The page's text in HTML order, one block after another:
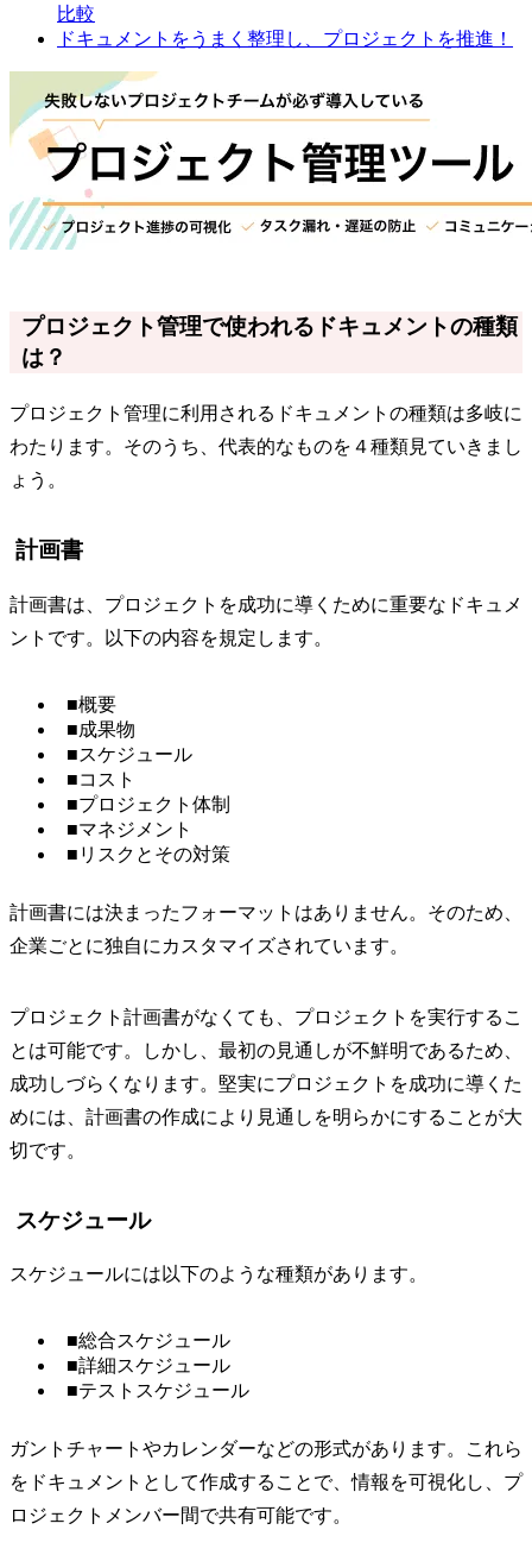
比較
ドキュメントをうまく整理し、プロジェクトを推進！
プロジェクト管理で使われるドキュメントの種類
は？
プロジェクト管理に利用されるドキュメントの種類は多岐に
わたります。そのうち、代表的なものを４種類見ていきまし
ょう。
計画書
計画書は、プロジェクトを成功に導くために重要なドキュメ
ントです。以下の内容を規定します。
■概要
■成果物
■スケジュール
■コスト
■プロジェクト体制
■マネジメント
■リスクとその対策
計画書には決まったフォーマットはありません。そのため、
企業ごとに独自にカスタマイズされています。
プロジェクト計画書がなくても、プロジェクトを実行するこ
とは可能です。しかし、最初の見通しが不鮮明であるため、
成功しづらくなります。堅実にプロジェクトを成功に導くた
めには、計画書の作成により見通しを明らかにすることが大
切です。
スケジュール
スケジュールには以下のような種類があります。
■総合スケジュール
■詳細スケジュール
■テストスケジュール
ガントチャートやカレンダーなどの形式があります。これら
をドキュメントとして作成することで、情報を可視化し、プ
ロジェクトメンバー間で共有可能です。